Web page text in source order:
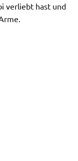
verliebt hast und